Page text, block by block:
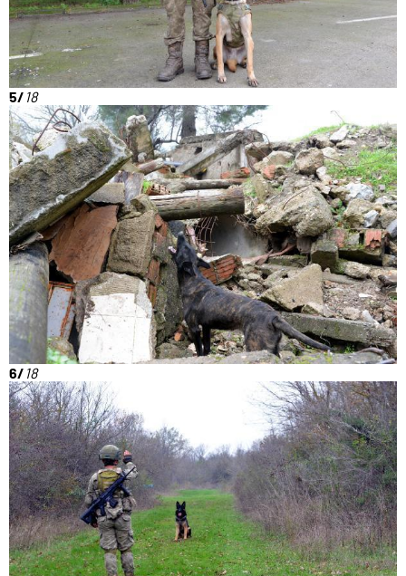
5/ 18
6/ 18